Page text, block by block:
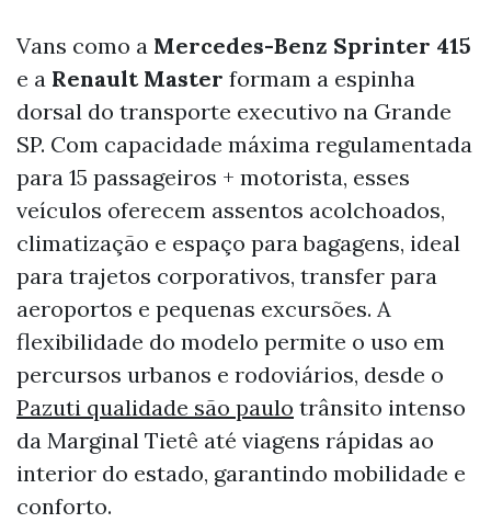
Vans como a Mercedes-Benz Sprinter 415
e a Renault Master formam a espinha
dorsal do transporte executivo na Grande
SP. Com capacidade máxima regulamentada
para 15 passageiros + motorista, esses
veículos oferecem assentos acolchoados,
climatização e espaço para bagagens, ideal
para trajetos corporativos, transfer para
aeroportos e pequenas excursões. A
flexibilidade do modelo permite o uso em
percursos urbanos e rodoviários, desde o
Pazuti qualidade são paulo trânsito intenso
da Marginal Tietê até viagens rápidas ao
interior do estado, garantindo mobilidade e
conforto.